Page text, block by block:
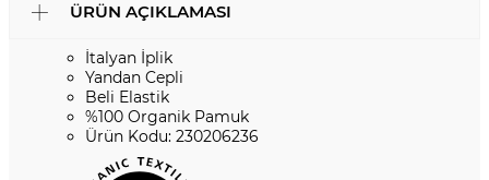
ÜRÜN AÇIKLAMASI
İtalyan İplik
Yandan Cepli
Beli Elastik
%100 Organik Pamuk
Ürün Kodu: 230206236